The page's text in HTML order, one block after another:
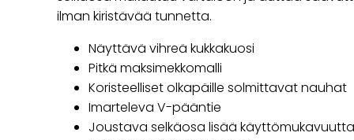
ilman kiristävää tunnetta.
Näyttävä vihreä kukkakuosi
Pitkä maksimekkomalli
Koristeelliset olkapäille solmittavat nauhat
Imarteleva V-pääntie
Joustava selkäosa lisää käyttömukavuutta